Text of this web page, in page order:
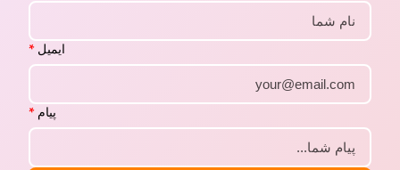
ایمیل *
پیام *